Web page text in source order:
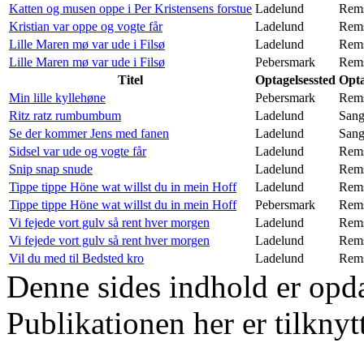
Katten og musen oppe i Per Kristensens forstue Ladelund
Kristian var oppe og vogte får
Ladelund
Lille Maren mø var ude i Filsø
Ladelund
Lille Maren mø var ude i Filsø
Pebersmark
Titel
Optagelsessted
Min lille kyllehøne
Pebersmark
Ritz ratz rumbumbum
Ladelund
Sang
Se der kommer Jens med fanen
Ladelund
Sang
Sidsel var ude og vogte får
Ladelund
Snip snap snude
Ladelund
Tippe tippe Höne wat willst du in mein Hoff
Ladelund
Tippe tippe Höne wat willst du in mein Hoff
Pebersmark
Vi fejede vort gulv så rent hver morgen
Ladelund
Vi fejede vort gulv så rent hver morgen
Ladelund
Vil du med til Bedsted kro
Ladelund
Denne sides indhold er
Publikationen her er